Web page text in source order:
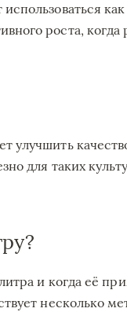
роста, когда
улучшить
для таких
и когда её
несколько